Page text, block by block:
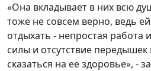
«Она вкладывает в них всю
тоже не совсем верно, ведь
отдыхать - непростая работа
силы и отсутствие
сказаться на ее здоровье», -